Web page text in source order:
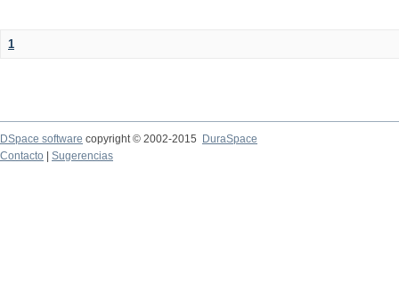
1
DSpace software copyright © 2002-2015
DuraSpace
Contacto
Sugerencias